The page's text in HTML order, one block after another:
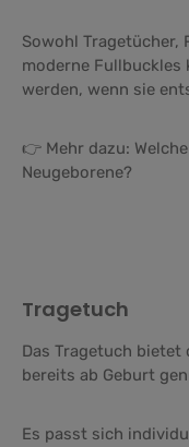
Sowohl Tragetücher,
moderne
werden, wenn sie
👉 Mehr dazu:
Neugeborene?
Tragetuch
Das Tragetuch
bereits ab Geburt
Es passt sich